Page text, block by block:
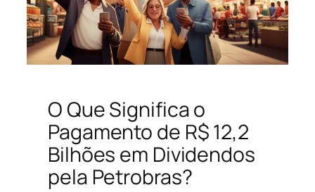
O Que Significa o
Pagamento de R$ 12,2
Bilhões em Dividendos
pela Petrobras?